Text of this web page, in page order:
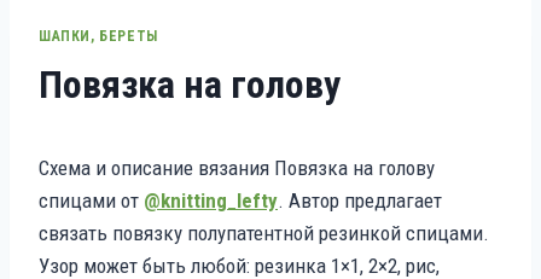
ШАПКИ, БЕРЕТЫ
Повязка на голову
Схема и описание вязания Повязка на голову
спицами от @knitting_lefty. Автор предлагает
связать повязку полупатентной резинкой спицами.
Узор может быть любой: резинка 1×1, 2×2, рис,